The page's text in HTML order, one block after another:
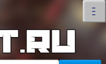
–
–
–
×